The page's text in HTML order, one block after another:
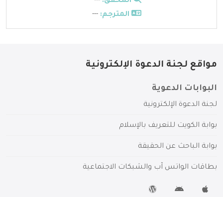
المترجم: ---
مواقع لجنة الدعوة الإلكترونية
البوابات الدعوية
لجنة الدعوة الإلكترونية
بوابة الكويت للتعريف بالإسلام
بوابة الباحث عن الحقيقة
بطاقات الواتس آب والشبكات الاجتماعية